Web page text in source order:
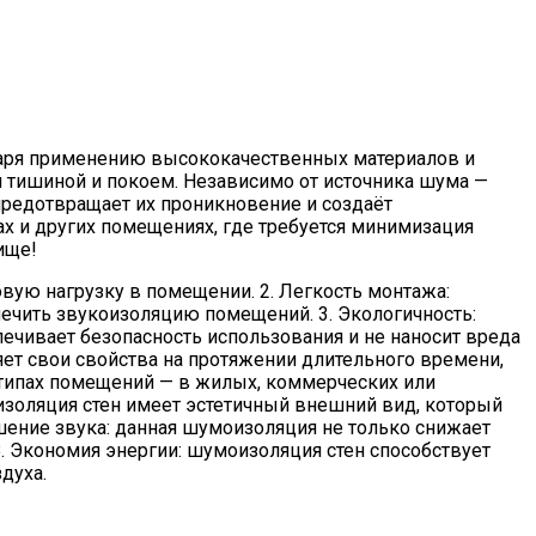
применению высококачественных материалов и
и покоем. Независимо от источника шума —
их проникновение и создаёт
и других помещениях, где требуется минимизация
нагрузку в помещении. 2. Легкость монтажа:
звукоизоляцию помещений. 3. Экологичность:
безопасность использования и не наносит вреда
свои свойства на протяжении длительного времени,
типах помещений — в жилых, коммерческих или
стен имеет эстетичный внешний вид, который
звука: данная шумоизоляция не только снижает
энергии: шумоизоляция стен способствует